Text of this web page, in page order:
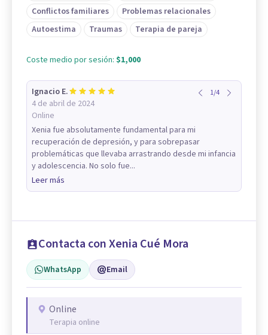
Conflictos familiares
Problemas relacionales
Autoestima
Traumas Terapia de pareja
Coste medio por sesión: $1,000
Ignacio E.
4 de abril de 2024
Online
1/4
Xenia fue absolutamente fundamental para mi
recuperación de depresión, y para sobrepasar
problemáticas que llevaba arrastrando desde mi infancia
y adolescencia. No solo fue...
Leer más
Contacta con Xenia Cué Mora
WhatsApp Email
Online
Terapia online